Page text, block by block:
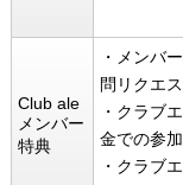
Club ale
メンバー
特典
・メンバ
問リクエ
・クラブ
金での参加
・クラブ